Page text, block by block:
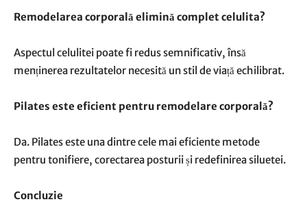
Remodelarea corporală elimină complet celulita?
Aspectul celulitei poate fi redus semnificativ, însă
menținerea rezultatelor necesită un stil de viață echilibrat.
Pilates este eficient pentru remodelare corporală?
Da. Pilates este una dintre cele mai eficiente metode
pentru tonifiere, corectarea posturii și redefinirea siluetei.
Concluzie